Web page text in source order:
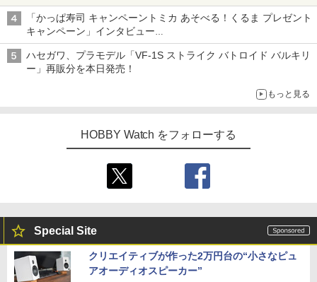
「かっぱ寿司 キャンペーントミカ あそべる！くるま プレゼント
キャンペーン」インタビュー
子どもが楽しめるかっぱ寿司ならではの体験とコラボの楽しさを
追求
ハセガワ、プラモデル「VF-1S ストライク バトロイド バルキリ
ー」再販分を本日発売！
もっと見る
HOBBY Watch をフォローする
Special Site
クリエイティブが作った2万円台の“小さなピュ
アオーディオスピーカー”